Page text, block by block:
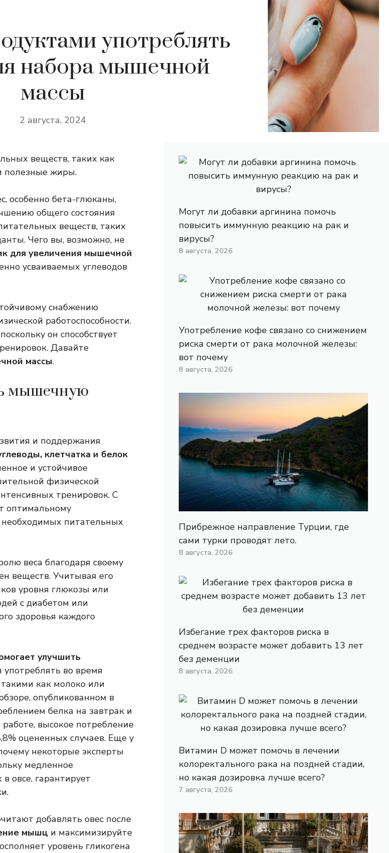
употреблять
набора мышечной
массы
2 августа, 2024
веществ, таких как
полезные жиры.
особенно бета-глюканы,
общего состояния
веществ, таких
Чего вы, возможно, не
для увеличения мышечной
усваиваемых углеводов
снабжению
работоспособности.
он способствует
Давайте
массы.
мышечную
и поддержания
клетчатка и белок
и устойчивое
физической
тренировок. С
оптимальному
питательных
веса благодаря своему
веществ. Учитывая его
уровня глюкозы или
с диабетом или
здоровья каждого
улучшить
употреблять во время
как молоко или
опубликованном в
белка на завтрак и
высокое потребление
оцененных случаев. Еще у
некоторые эксперты
медленное
овсе, гарантирует
добавлять овес после
мышц и максимизируйте
уровень гликогена
Могут ли добавки аргинина помочь
повысить иммунную реакцию на рак и
вирусы?
8 августа, 2026
Употребление кофе связано со снижением
риска смерти от рака молочной железы:
вот почему
8 августа, 2026
Прибрежное направление Турции, где
сами турки проводят лето.
8 августа, 2026
Избегание трех факторов риска в
среднем возрасте может добавить 13 лет
без деменции
8 августа, 2026
Витамин D может помочь в лечении
колоректального рака на поздней стадии,
но какая дозировка лучше всего?
7 августа, 2026